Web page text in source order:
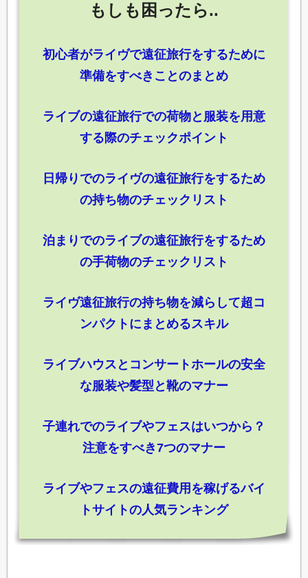
もしも困ったら..
初心者がライヴで遠征旅行をするために
準備をすべきことのまとめ
ライブの遠征旅行での荷物と服装を用意
する際のチェックポイント
日帰りでのライヴの遠征旅行をするため
の持ち物のチェックリスト
泊まりでのライブの遠征旅行をするため
の手荷物のチェックリスト
ライヴ遠征旅行の持ち物を減らして超コ
ンパクトにまとめるスキル
ライブハウスとコンサートホールの安全
な服装や髪型と靴のマナー
子連れでのライブやフェスはいつから？
注意をすべき7つのマナー
ライブやフェスの遠征費用を稼げるバイ
トサイトの人気ランキング